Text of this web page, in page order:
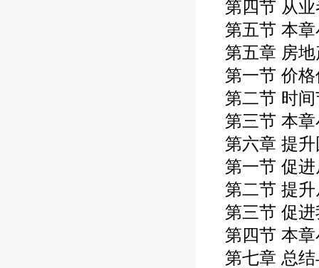
第四节 从
第五节 本
第五章 房
第一节 价
第二节 时
第三节 本
第六章 提
第一节 促
第二节 提
第三节 促
第四节 本
第七章 总